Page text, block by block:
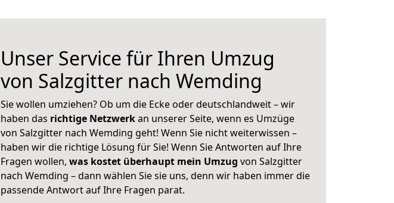
Unser Service für Ihren Umzug
von Salzgitter nach Wemding
Sie wollen umziehen? Ob um die Ecke oder deutschlandweit – wir
haben das richtige Netzwerkan unserer Seite, wenn es Umzüge
von Salzgitter nach Wemding geht! Wenn Sie nicht weiterwissen –
haben wir die richtige Lösung für Sie! Wenn Sie Antworten auf Ihre
Fragen wollen, was kostet überhaupt mein Umzug von Salzgitter
nach Wemding – dann wählen Sie sie uns, denn wir haben immer die
passende Antwort auf Ihre Fragen parat.